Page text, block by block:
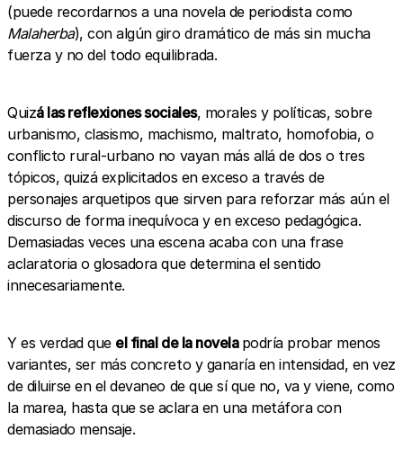
(puede recordarnos a una novela de periodista como
Malaherba), con algún giro dramático de más sin mucha
fuerza y no del todo equilibrada.
Quizá las reflexiones sociales, morales y políticas, sobre
urbanismo, clasismo, machismo, maltrato, homofobia, o
conflicto rural-urbano no vayan más allá de dos o tres
tópicos, quizá explicitados en exceso a través de
personajes arquetipos que sirven para reforzar más aún el
discurso de forma inequívoca y en exceso pedagógica.
Demasiadas veces una escena acaba con una frase
aclaratoria o glosadora que determina el sentido
innecesariamente.
Y es verdad que el final de la novela podría probar menos
variantes, ser más concreto y ganaría en intensidad, en vez
de diluirse en el devaneo de que sí que no, va y viene, como
la marea, hasta que se aclara en una metáfora con
demasiado mensaje.